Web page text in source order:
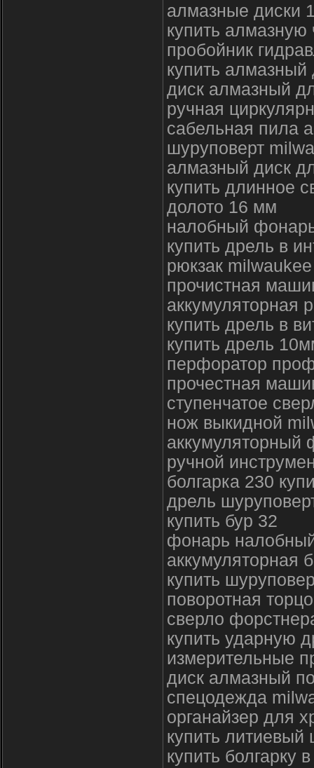
алмазные диски
купить алмазную
пробойник
купить алмазный
диск алмазный
ручная
сабельная пила
шуруповерт
алмазный диск
купить длинное
долото 16 мм
налобный
купить дрель в
рюкзак
прочистная
аккумуляторная
купить дрель в
купить дрель
перфоратор
прочестная
ступенчатое
нож выкидной
аккумуляторный
ручной
болгарка 230
дрель
купить бур 32
фонарь
аккумуляторная
купить
поворотная
сверло
купить ударную
измерительные
диск алмазный
спецодежда
органайзер для
купить литиевый
купить болгарку